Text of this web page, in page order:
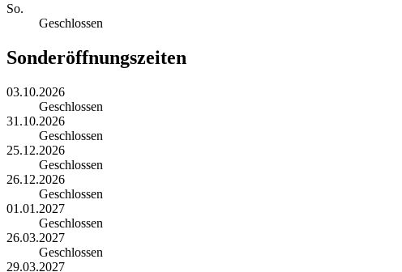
So.
Geschlossen
Sonderöffnungszeiten
03.10.2026
Geschlossen
31.10.2026
Geschlossen
25.12.2026
Geschlossen
26.12.2026
Geschlossen
01.01.2027
Geschlossen
26.03.2027
Geschlossen
29.03.2027